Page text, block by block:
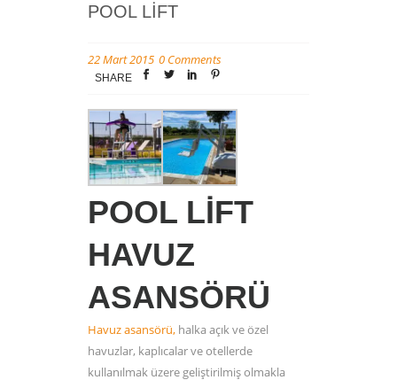
POOL LIFT
22 Mart 2015 0 Comments
SHARE
POOL LIFT
HAVUZ
ASANSÖRÜ
Havuz asansörü, halka açık ve özel
havuzlar, kaplıcalar ve otellerde
kullanılmak üzere geliştirilmiş olmakla